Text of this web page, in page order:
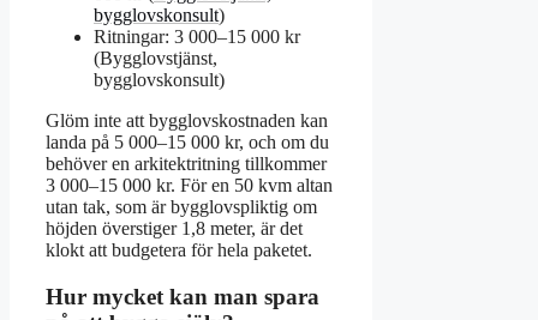
bygglovskonsult)
Ritningar: 3 000–15 000 kr
(Bygglovstjänst,
bygglovskonsult)
Glöm inte att bygglovskostnaden kan
landa på 5 000–15 000 kr, och om du
behöver en arkitektritning tillkommer
3 000–15 000 kr. För en 50 kvm altan
utan tak, som är bygglovspliktig om
höjden överstiger 1,8 meter, är det
klokt att budgetera för hela paketet.
Hur mycket kan man spara